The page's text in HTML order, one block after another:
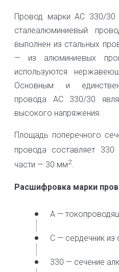
Провод марки АС 330/30
сталеалюминиевый
выполнен из стальных
— из алюминиевых
используются
Основным и
провода АС 330/30
высокого напряжения.
Площадь поперечного
провода составляет
части — 30 мм2.
Расшифровка марки
А —
С — сердечник из
330 — сечение